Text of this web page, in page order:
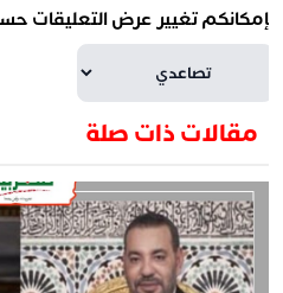
تغيير عرض التعليقات حسب
مقالات ذات صلة